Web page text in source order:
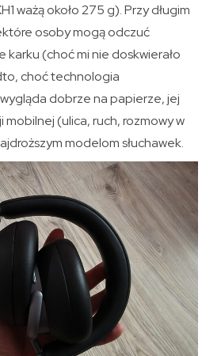
ważą około 275 g). Przy długim
osoby mogą odczuć
(choć mi nie doskwierało
choć technologia
dobrze na papierze, jej
mobilnej (ulica, ruch, rozmowy w
modelom słuchawek.